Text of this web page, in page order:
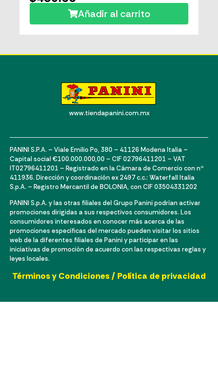
Añadir al carrito
www.tiendapanini.com.mx
PANINI S.P.A. – Viale Emilio Po, 380 – 41126 Modena Italia –
Capital social €100.000.000,00 – CIF 02796411201 – VAT
IT02796411201 – Registrado en la Cámara de Comercio con nº
411936. Dirección y coordinación ex 2497 c.c.: Waterfall Italia
S.p.A. – Registro Mercantil de BOLONIA, con CIF 03504331202
PANINI S.p.A. y las otras filiales del Grupo Panini podrían activar
promociones dirigidas a sus respectivos consumidores. Los
consumidores interesados ​​en conocer más acerca de las
promociones específicas del mercado pueden visitar los sitios
web de la diferentes filiales de Panini y participar en las
iniciativas de promoción de acuerdo con las respectivas reglas y
leyes locales.
Términos y Condiciones / Política de privacidad